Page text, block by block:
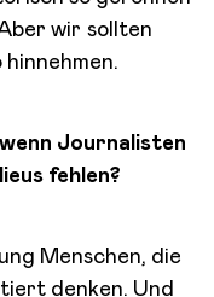
wir sollten
Journalisten
fehlen?
Menschen, die
denken. Und